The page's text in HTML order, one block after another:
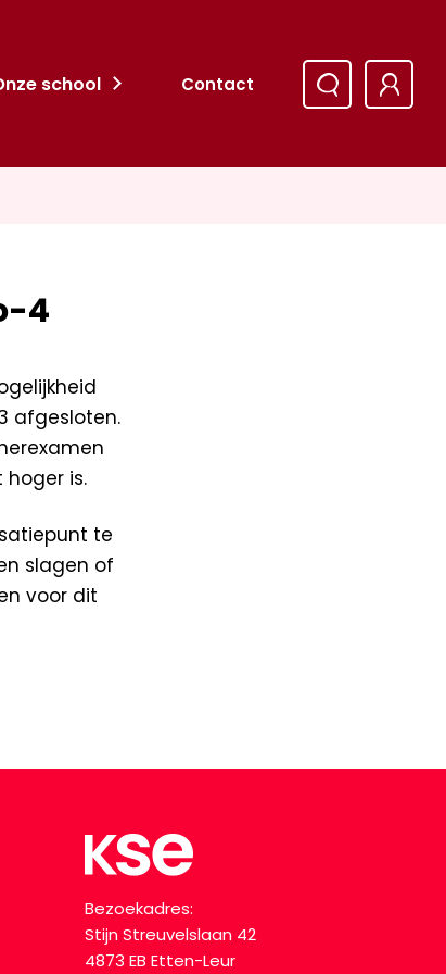
school Contact
4
afgesloten.
is.
te
slagen of
voor dit
Bezoekadres:
Stijn Streuvelslaan 42
4873 EB Etten-Leur